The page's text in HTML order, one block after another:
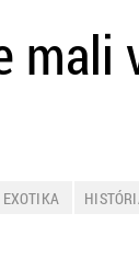
mali
EXOTIKA